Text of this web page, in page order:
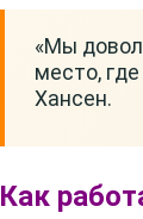
«Мы
место,
Хансен.
Как